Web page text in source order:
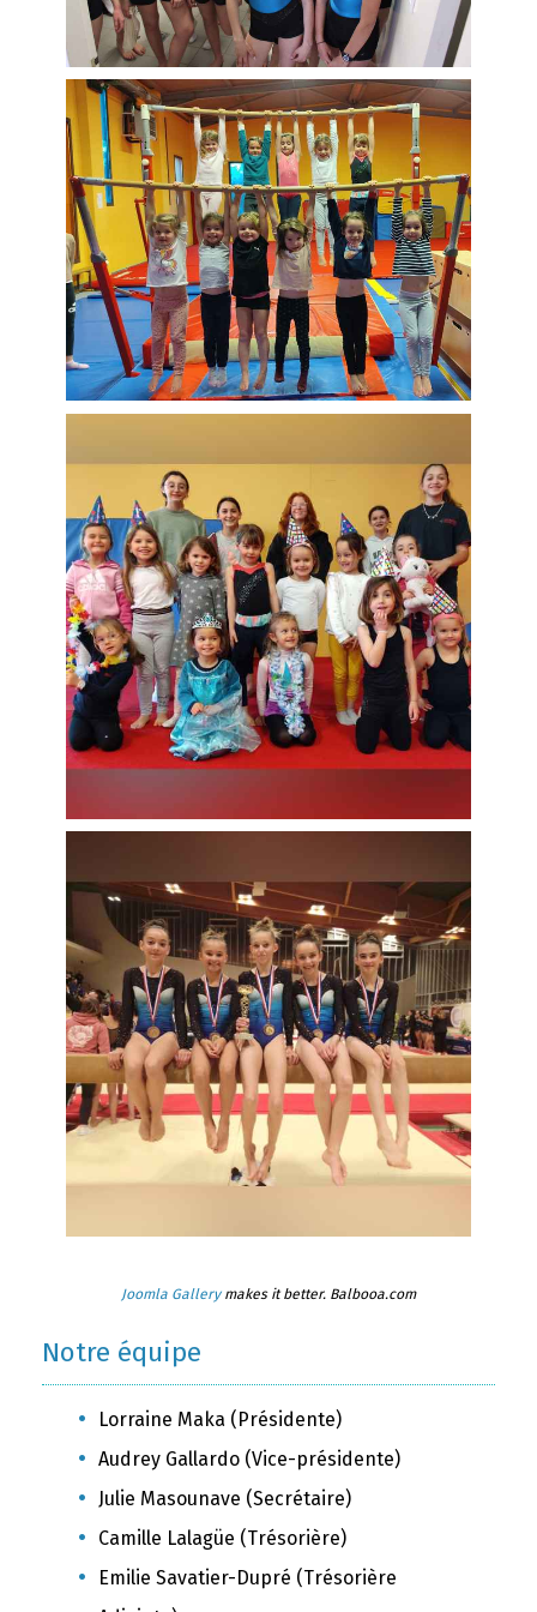
Joomla Gallerymakes it better. Balbooa.com
Notre équipe
Lorraine Maka (Présidente)
Audrey Gallardo (Vice-présidente)
Julie Masounave (Secrétaire)
Camille Lalagüe (Trésorière)
Emilie Savatier-Dupré (Trésorière